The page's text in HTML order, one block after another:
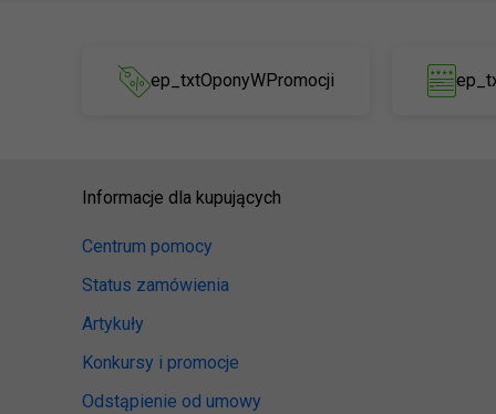
ep_txtOponyWPromocji
Informacje dla kupujących
Centrum pomocy
Status zamówienia
Artykuły
Konkursy i promocje
Odstąpienie od umowy